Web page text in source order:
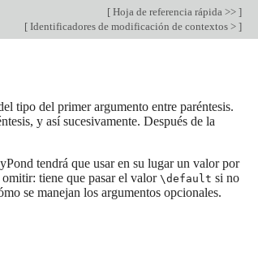
[ Hoja de referencia rápida >> ]
[ Identificadores de modificación de contextos > ]
tipo del primer argumento entre paréntesis.
y así sucesivamente. Después de la
tendrá que usar en su lugar un valor por
omitir: tiene que pasar el valor \default si no
se manejan los argumentos opcionales.